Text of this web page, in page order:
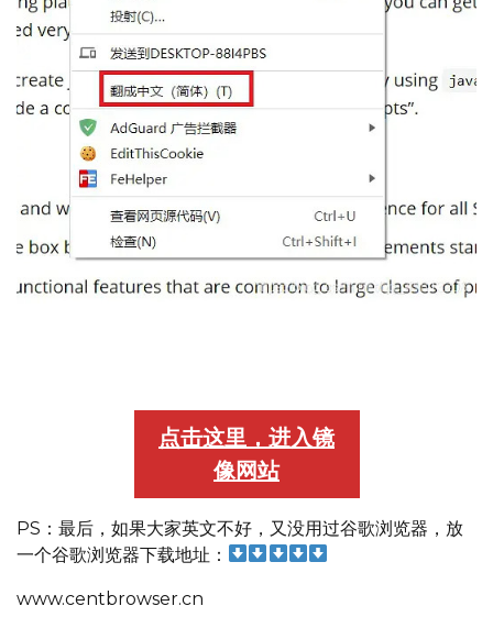
点击这里，进入镜
像网站
PS：最后，如果大家英文不好，又没用过谷歌浏览器，放
一个谷歌浏览器下载地址：
www.centbrowser.cn